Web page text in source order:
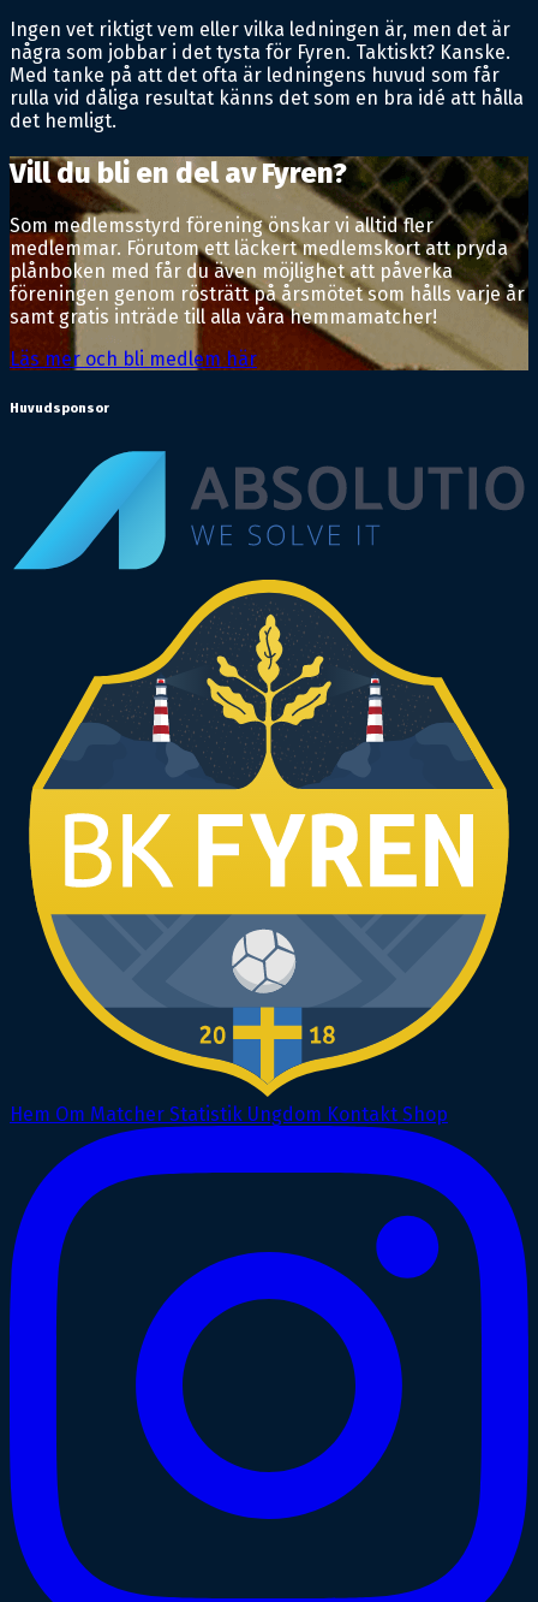
Ingen vet riktigt vem eller vilka ledningen är, men det är
några som jobbar i det tysta för Fyren. Taktiskt? Kanske.
Med tanke på att det ofta är ledningens huvud som får
rulla vid dåliga resultat känns det som en bra idé att hålla
det hemligt.
Vill du bli en del av Fyren?
Som medlemsstyrd förening önskar vi alltid fler
medlemmar. Förutom ett läckert medlemskort att pryda
plånboken med får du även möjlighet att påverka
föreningen genom rösträtt på årsmötet som hålls varje år
samt gratis inträde till alla våra hemmamatcher!
Läs mer och bli medlem här
Huvudsponsor
Hem Om Matcher Statistik Ungdom Kontakt Shop